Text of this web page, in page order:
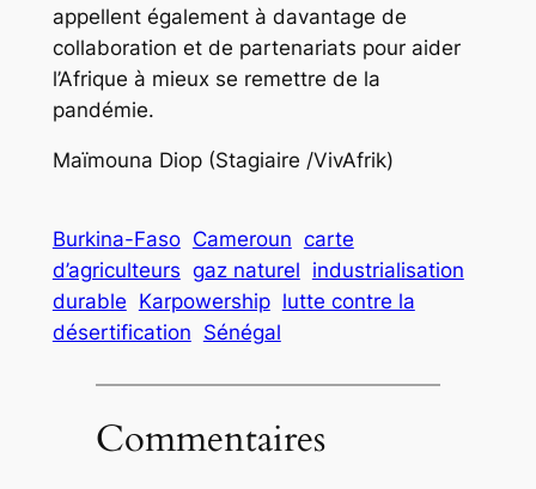
appellent également à davantage de
collaboration et de partenariats pour aider
l’Afrique à mieux se remettre de la
pandémie.
Maïmouna Diop (Stagiaire /VivAfrik)
Burkina-Faso Cameroun carte
d’agriculteurs gaz naturel industrialisation
durable Karpowership lutte contre la
désertification Sénégal
Commentaires